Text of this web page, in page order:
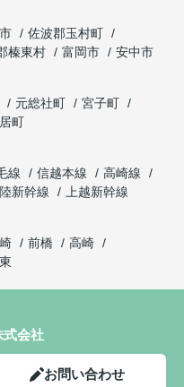
佐波郡玉村町
榛東村 富岡市
安中市
元総社町
宮子町
町
線 信越本線
高崎線
新幹線
上越新幹線
前橋
高崎
式会社
お問い合わせ